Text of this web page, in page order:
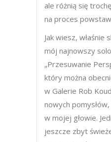
ale różnią się
na proces
Jak wiesz, właśnie
mój najnowszy
„Przesuwanie
który można
w Galerie Rob
nowych
w mojej głowie.
jeszcze zbyt